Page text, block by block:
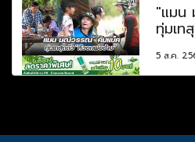
"แมน
ทุ่มเ
5 ส.ค.